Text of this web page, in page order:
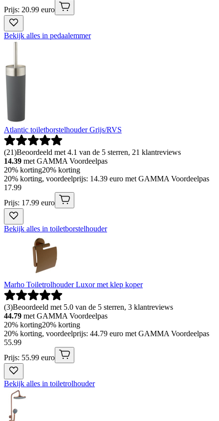
Prijs: 20.99 euro
Bekijk alles in pedaalemmer
Atlantic toiletborstelhouder Grijs/RVS
(21)Beoordeeld met 4.1 van de 5 sterren, 21 klantreviews
14.39 met GAMMA Voordeelpas
20% korting20% korting
20% korting, voordeelprijs: 14.39 euro met GAMMA Voordeelpas
17.99
Prijs: 17.99 euro
Bekijk alles in toiletborstelhouder
Marho Toiletrolhouder Luxor met klep koper
(3)Beoordeeld met 5.0 van de 5 sterren, 3 klantreviews
44.79 met GAMMA Voordeelpas
20% korting20% korting
20% korting, voordeelprijs: 44.79 euro met GAMMA Voordeelpas
55.99
Prijs: 55.99 euro
Bekijk alles in toiletrolhouder